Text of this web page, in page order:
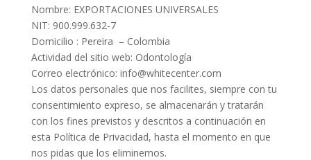
Nombre: EXPORTACIONES UNIVERSALES
NIT: 900.999.632-7
Domicilio : Pereira – Colombia
Actividad del sitio web: Odontología
Correo electrónico: info@whitecenter.com
Los datos personales que nos facilites, siempre con tu
consentimiento expreso, se almacenarán y tratarán
con los fines previstos y descritos a continuación en
esta Política de Privacidad, hasta el momento en que
nos pidas que los eliminemos.